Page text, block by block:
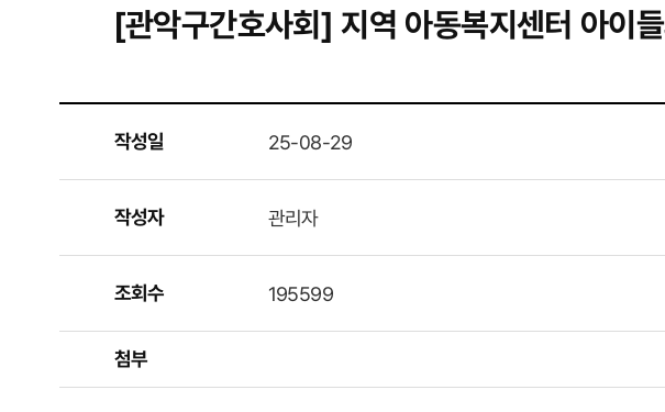
[관악구간호사회] 지역 아동복지센터 아이
작성일 25-08-29
작성자 관리자
조회수 195599
첨부